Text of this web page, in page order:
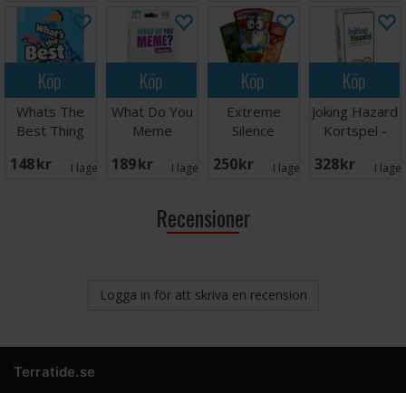
Köp
Whats The
Best Thing
148 SEK I lager:
Köp
What Do You
Meme
Norsk
189 SEK I lager: 1
Köp
Extreme
Silence
250 SEK I lager: 2
Köp
Joking Hazard
Kortspel -
328 SEK I
Recensioner
Logga in för att skriva en recension
Terratide.se